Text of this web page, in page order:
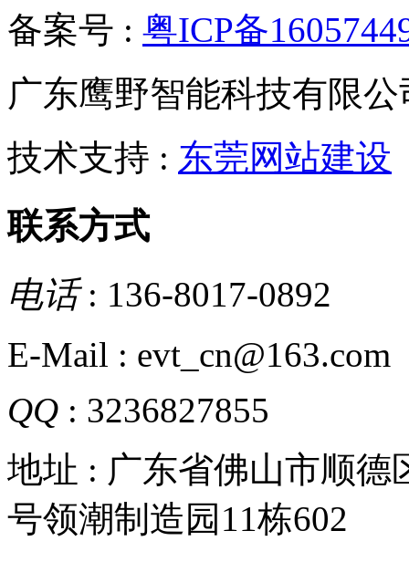
备案号 : 粤ICP备
广东鹰野智能科技有限
技术支持 : 东莞网站建设
联系方式
电话: 136-8017-0892
E-Mail : evt_cn@163.com
QQ : 3236827855
地址 : 广东省佛山市顺德
号领潮制造园11栋602